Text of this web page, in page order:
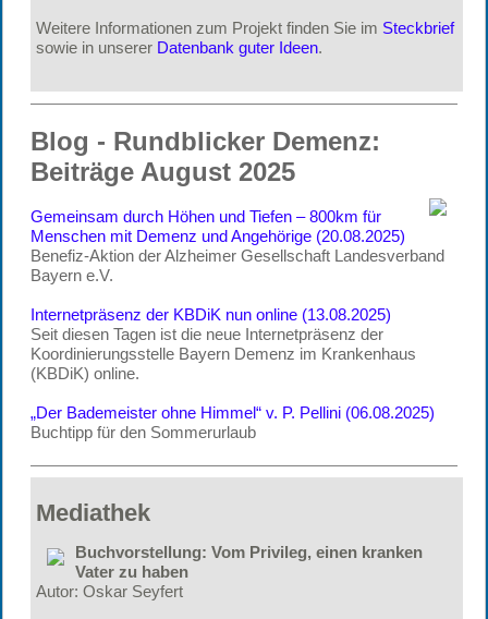
Weitere Informationen zum Projekt finden Sie im Steckbrief
sowie in unserer Datenbank guter Ideen.
Blog - Rundblicker Demenz:
Beiträge August 2025
Gemeinsam durch Höhen und Tiefen – 800km für
Menschen mit Demenz und Angehörige (20.08.2025)
Benefiz-Aktion der Alzheimer Gesellschaft Landesverband
Bayern e.V.
Internetpräsenz der KBDiK nun online (13.08.2025)
Seit diesen Tagen ist die neue Internetpräsenz der
Koordinierungsstelle Bayern Demenz im Krankenhaus
(KBDiK) online.
„Der Bademeister ohne Himmel“ v. P. Pellini (06.08.2025)
Buchtipp für den Sommerurlaub
Mediathek
Buchvorstellung: Vom Privileg, einen kranken
Vater zu haben
Autor: Oskar Seyfert